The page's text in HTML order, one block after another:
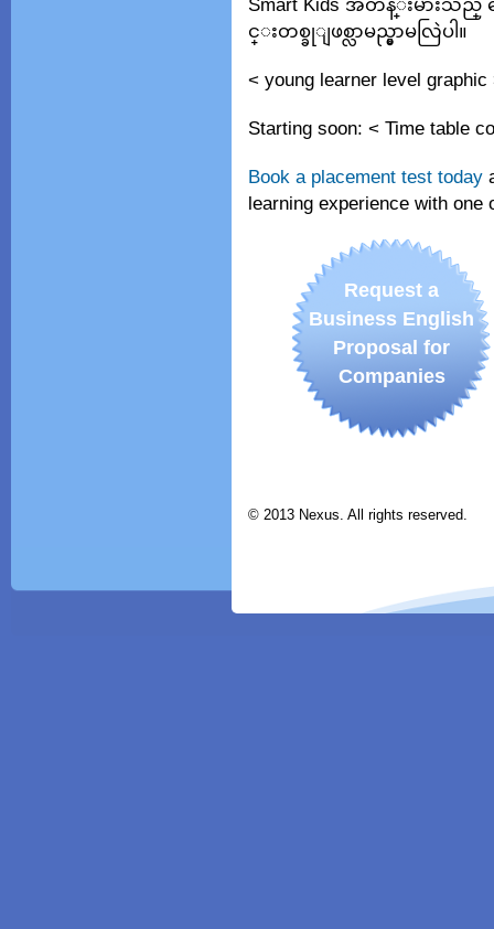
Smart Kids အတန္းမ်ာ
င္းတစ္ခုျဖစ္လာမည္မွာမလြဲပါ။
< young learner level graphic
Starting soon: < Time table
Book a placement test today
learning experience with one
Request a
Business English
Proposal for
Companies
© 2013 Nexus. All rights reserved.